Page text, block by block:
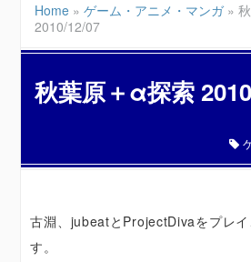
Home »ゲーム・アニメ・マンガ»
2010/12/07
秋葉原＋α探索
古淵、jubeatとProjectDivaをプレ
す。